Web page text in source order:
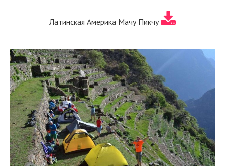
Латинская Америка Мачу Пикчу